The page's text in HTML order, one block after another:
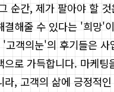
순간, 제가 팔아야 할
결해줄 수 있다는 '희망'
객의눈'의 후기들은 사
으로 가득합니다. 마케팅
라, 고객의 삶에 긍정적